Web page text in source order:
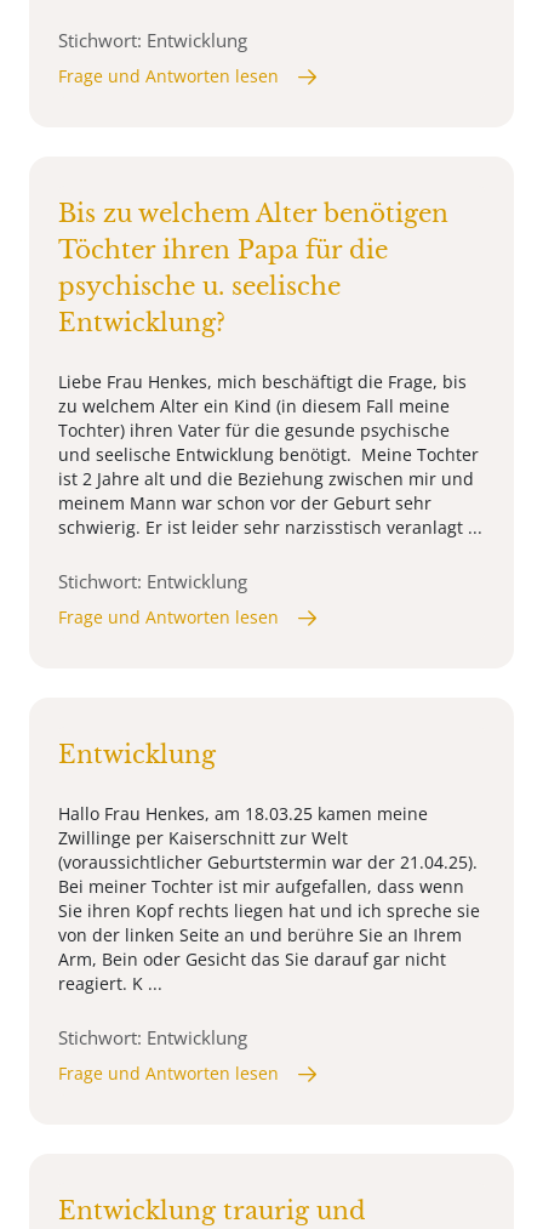
Stichwort: Entwicklung
Frage und Antworten lesen
Bis zu welchem Alter benötigen
Töchter ihren Papa für die
psychische u. seelische
Entwicklung?
Liebe Frau Henkes, mich beschäftigt die Frage, bis
zu welchem Alter ein Kind (in diesem Fall meine
Tochter) ihren Vater für die gesunde psychische
und seelische Entwicklung benötigt. Meine Tochter
ist 2 Jahre alt und die Beziehung zwischen mir und
meinem Mann war schon vor der Geburt sehr
schwierig. Er ist leider sehr narzisstisch veranlagt ...
Stichwort: Entwicklung
Frage und Antworten lesen
Entwicklung
Hallo Frau Henkes, am 18.03.25 kamen meine
Zwillinge per Kaiserschnitt zur Welt
(voraussichtlicher Geburtstermin war der 21.04.25).
Bei meiner Tochter ist mir aufgefallen, dass wenn
Sie ihren Kopf rechts liegen hat und ich spreche sie
von der linken Seite an und berühre Sie an Ihrem
Arm, Bein oder Gesicht das Sie darauf gar nicht
reagiert. K ...
Stichwort: Entwicklung
Frage und Antworten lesen
Entwicklung traurig und